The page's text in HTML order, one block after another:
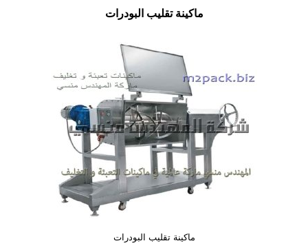
ماكينة تقليب البودرات
ماكينة تقليب البودرات